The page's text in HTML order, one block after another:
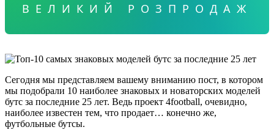
ВЕЛИКИЙ РОЗПРОДАЖ
Сегодня мы представляем вашему вниманию пост, в котором
мы подобрали 10 наиболее знаковых и новаторских моделей
бутс за последние 25 лет. Ведь проект 4football, очевидно,
наиболее известен тем, что продает… конечно же,
футбольные бутсы.